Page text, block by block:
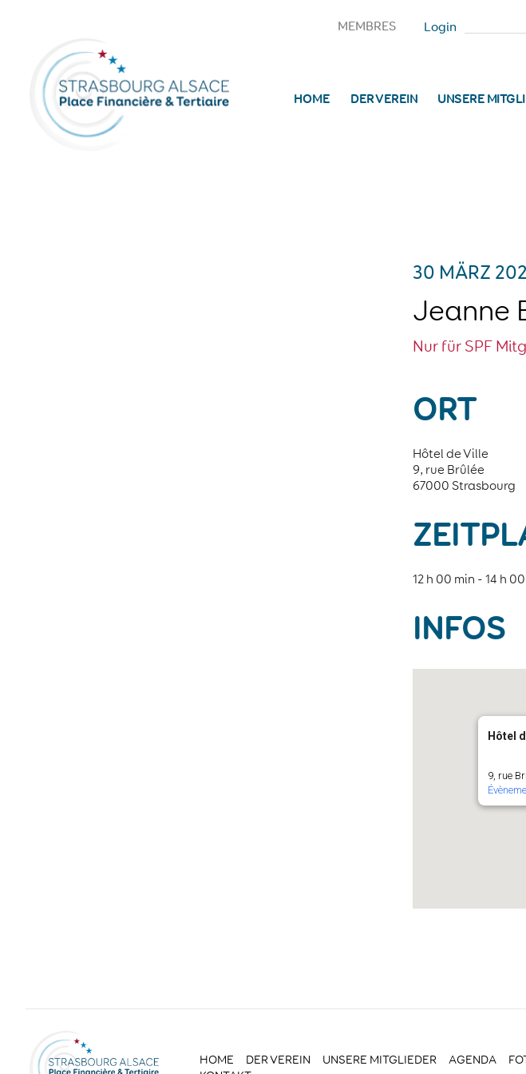
MEMBRES Login
Main Navigation HOME DER VEREIN UNSERE
30 MÄRZ
Jeanne
Nur für SPF
ORT
Hôtel de Ville
9, rue Brûlée
67000 Strasbourg
12 h 00 min - 14 h
INFOS
Hôtel
9, rue
HOME DER VEREIN UNSERE MITGLIEDER AGENDA